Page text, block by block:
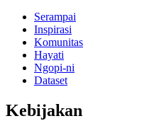
Serampai
Inspirasi
Komunitas
Hayati
Ngopi-ni
Dataset
Kebijakan